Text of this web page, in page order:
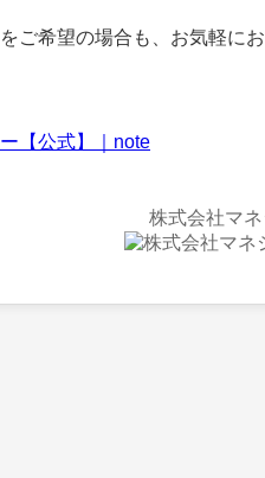
希望の場合も、お気軽にお
【公式】｜note
株式会社マ